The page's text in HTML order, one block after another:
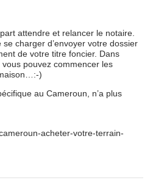
attendre et relancer le notaire.
charger d’envoyer votre dossier
de votre titre foncier. Dans
pouvez commencer les
)
au Cameroun, n’a plus
acheter-votre-terrain-